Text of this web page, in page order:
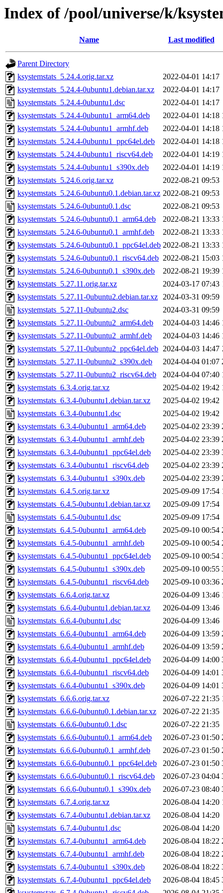
Index of /pool/universe/k/
Name Last modified
Parent Directory
ksystemstats_5.24.4.orig.tar.xz
2022-04-01 14:17
ksystemstats_5.24.4-0ubuntu1.debian.tar.xz
2022-04-01 14:17
ksystemstats_5.24.4-0ubuntu1.dsc
2022-04-01 14:17
ksystemstats_5.24.4-0ubuntu1_arm64.deb
2022-04-01 14:18
ksystemstats_5.24.4-0ubuntu1_armhf.deb
2022-04-01 14:18
ksystemstats_5.24.4-0ubuntu1_ppc64el.deb
2022-04-01 14:18
ksystemstats_5.24.4-0ubuntu1_riscv64.deb
2022-04-01 14:19
ksystemstats_5.24.4-0ubuntu1_s390x.deb
2022-04-01 14:19
ksystemstats_5.24.6.orig.tar.xz
2022-08-21 09:53
ksystemstats_5.24.6-0ubuntu0.1.debian.tar.xz 2022-08-21 09:53
ksystemstats_5.24.6-0ubuntu0.1.dsc
2022-08-21 09:53
ksystemstats_5.24.6-0ubuntu0.1_arm64.deb
2022-08-21 13:33
ksystemstats_5.24.6-0ubuntu0.1_armhf.deb
2022-08-21 13:33
ksystemstats_5.24.6-0ubuntu0.1_ppc64el.deb 2022-08-21 13:33
ksystemstats_5.24.6-0ubuntu0.1_riscv64.deb 2022-08-21 15:03
ksystemstats_5.24.6-0ubuntu0.1_s390x.deb
2022-08-21 19:39
ksystemstats_5.27.11.orig.tar.xz
2024-03-17 07:43
ksystemstats_5.27.11-0ubuntu2.debian.tar.xz 2024-03-31 09:59
ksystemstats_5.27.11-0ubuntu2.dsc
2024-03-31 09:59
ksystemstats_5.27.11-0ubuntu2_arm64.deb
2024-04-03 14:46
ksystemstats_5.27.11-0ubuntu2_armhf.deb
2024-04-03 14:46
ksystemstats_5.27.11-0ubuntu2_ppc64el.deb 2024-04-03 14:47
ksystemstats_5.27.11-0ubuntu2_s390x.deb
2024-04-04 01:07
ksystemstats_5.27.11-0ubuntu2_riscv64.deb
2024-04-04 07:40
ksystemstats_6.3.4.orig.tar.xz
2025-04-02 19:42
ksystemstats_6.3.4-0ubuntu1.debian.tar.xz
2025-04-02 19:42
ksystemstats_6.3.4-0ubuntu1.dsc
2025-04-02 19:42
ksystemstats_6.3.4-0ubuntu1_arm64.deb
2025-04-02 23:39
ksystemstats_6.3.4-0ubuntu1_armhf.deb
2025-04-02 23:39
ksystemstats_6.3.4-0ubuntu1_ppc64el.deb
2025-04-02 23:39
ksystemstats_6.3.4-0ubuntu1_riscv64.deb
2025-04-02 23:39
ksystemstats_6.3.4-0ubuntu1_s390x.deb
2025-04-02 23:39
ksystemstats_6.4.5.orig.tar.xz
2025-09-09 17:54
ksystemstats_6.4.5-0ubuntu1.debian.tar.xz
2025-09-09 17:54
ksystemstats_6.4.5-0ubuntu1.dsc
2025-09-09 17:54
ksystemstats_6.4.5-0ubuntu1_arm64.deb
2025-09-10 00:54
ksystemstats_6.4.5-0ubuntu1_armhf.deb
2025-09-10 00:54
ksystemstats_6.4.5-0ubuntu1_ppc64el.deb
2025-09-10 00:54
ksystemstats_6.4.5-0ubuntu1_s390x.deb
2025-09-10 00:55
ksystemstats_6.4.5-0ubuntu1_riscv64.deb
2025-09-10 03:36
ksystemstats_6.6.4.orig.tar.xz
2026-04-09 13:46
ksystemstats_6.6.4-0ubuntu1.debian.tar.xz
2026-04-09 13:46
ksystemstats_6.6.4-0ubuntu1.dsc
2026-04-09 13:46
ksystemstats_6.6.4-0ubuntu1_arm64.deb
2026-04-09 13:59
ksystemstats_6.6.4-0ubuntu1_armhf.deb
2026-04-09 13:59
ksystemstats_6.6.4-0ubuntu1_ppc64el.deb
2026-04-09 14:00
ksystemstats_6.6.4-0ubuntu1_riscv64.deb
2026-04-09 14:01
ksystemstats_6.6.4-0ubuntu1_s390x.deb
2026-04-09 14:01
ksystemstats_6.6.6.orig.tar.xz
2026-07-22 21:35
ksystemstats_6.6.6-0ubuntu0.1.debian.tar.xz
2026-07-22 21:35
ksystemstats_6.6.6-0ubuntu0.1.dsc
2026-07-22 21:35
ksystemstats_6.6.6-0ubuntu0.1_arm64.deb
2026-07-23 01:50
ksystemstats_6.6.6-0ubuntu0.1_armhf.deb
2026-07-23 01:50
ksystemstats_6.6.6-0ubuntu0.1_ppc64el.deb
2026-07-23 01:50
ksystemstats_6.6.6-0ubuntu0.1_riscv64.deb
2026-07-23 04:04
ksystemstats_6.6.6-0ubuntu0.1_s390x.deb
2026-07-23 08:40
ksystemstats_6.7.4.orig.tar.xz
2026-08-04 14:20
ksystemstats_6.7.4-0ubuntu1.debian.tar.xz
2026-08-04 14:20
ksystemstats_6.7.4-0ubuntu1.dsc
2026-08-04 14:20
ksystemstats_6.7.4-0ubuntu1_arm64.deb
2026-08-04 18:22
ksystemstats_6.7.4-0ubuntu1_armhf.deb
2026-08-04 18:22
ksystemstats_6.7.4-0ubuntu1_s390x.deb
2026-08-04 18:22
ksystemstats_6.7.4-0ubuntu1_ppc64el.deb
2026-08-04 18:45